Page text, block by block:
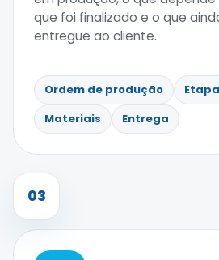
que foi finalizado e o que
entregue ao cliente.
Ordem de produção
Materiais
Entrega
03